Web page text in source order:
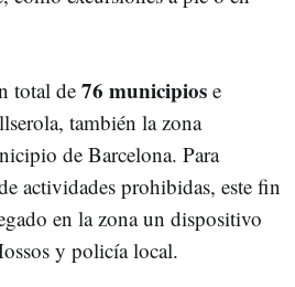
total de 76 municipios e
también la zona
de Barcelona. Para
actividades prohibidas, este fin
en la zona un dispositivo
y policía local.